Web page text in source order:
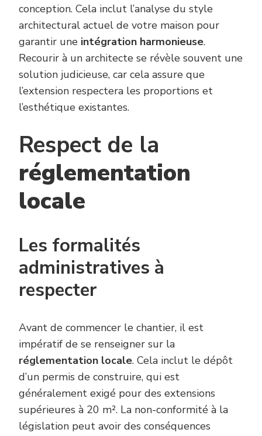
conception. Cela inclut l’analyse du style
architectural actuel de votre maison pour
garantir une intégration harmonieuse.
Recourir à un architecte se révèle souvent une
solution judicieuse, car cela assure que
l’extension respectera les proportions et
l’esthétique existantes.
Respect de la
réglementation
locale
Les formalités
administratives à
respecter
Avant de commencer le chantier, il est
impératif de se renseigner sur la
réglementation locale. Cela inclut le dépôt
d’un permis de construire, qui est
généralement exigé pour des extensions
supérieures à 20 m². La non-conformité à la
législation peut avoir des conséquences